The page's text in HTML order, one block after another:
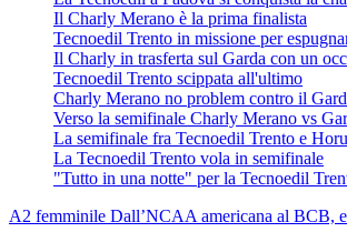
Il Charly Merano è la prima finalista
Tecnoedil Trento in missione per
Il Charly in trasferta sul Garda con un
Tecnoedil Trento scippata all'ultimo
Charly Merano no problem contro il
Verso la semifinale Charly Merano vs
La semifinale fra Tecnoedil Trento e
La Tecnoedil Trento vola in semifinale
"Tutto in una notte" per la Tecnoedil
A2 femminile Dall’NCAA americana al BCB,